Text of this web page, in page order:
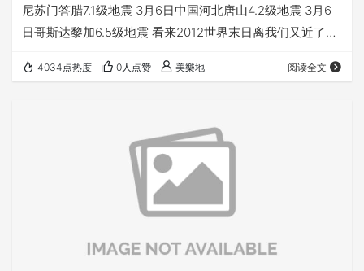
尼苏门答腊7.1级地震 3月6日中国河北唐山4.2级地震 3月6
日哥斯达黎加6.5级地震 看来2012世界末日离我们又近了一
节，现在却是电光雷鸣，倾盆大雨，甚至，我们这边在昨晚
4034点热度 0人点赞 美樂地 阅读全文